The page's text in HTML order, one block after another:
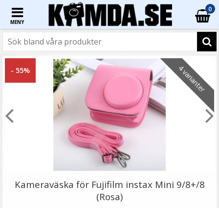
MENY
0
Puluz Skärmskydd 9H för Canon PowerShot G5 X Mark
4 varianter
- 55%
Kameraväska för Fujifilm instax Mini 9/8+/8
(Rosa)